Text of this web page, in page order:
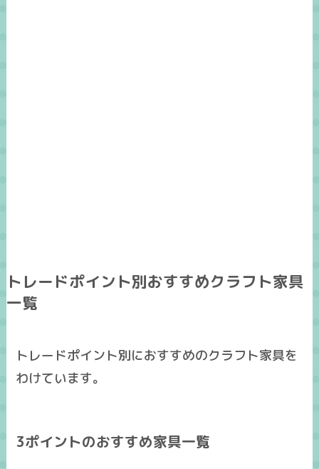
トレードポイント別おすすめクラフト家具
一覧
トレードポイント別におすすめのクラフト家具を
わけています。
3ポイントのおすすめ家具一覧